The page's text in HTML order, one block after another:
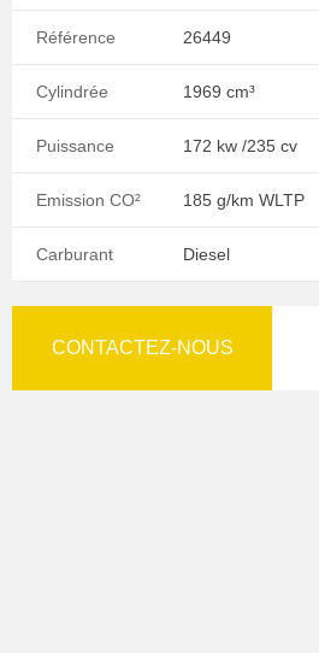
Référence 26449
Cylindrée 1969 cm³
Puissance 172 kw /235 cv
Emission CO² 185 g/km WLTP
Carburant Diesel
CONTACTEZ-NOUS